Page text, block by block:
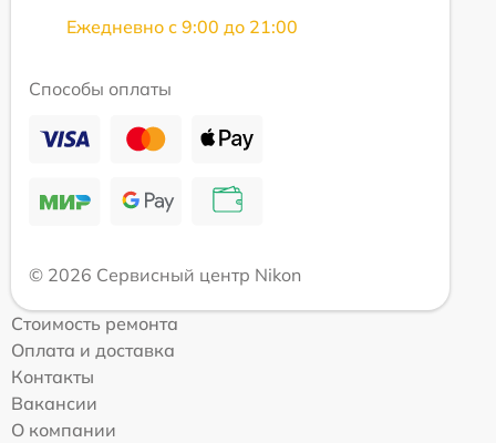
Ежедневно с 9:00 до 21:00
Способы оплаты
© 2026 Сервисный центр Nikon
Стоимость ремонта
Оплата и доставка
Контакты
Вакансии
О компании